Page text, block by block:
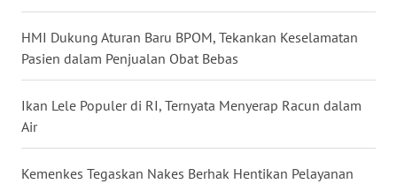
HMI Dukung Aturan Baru BPOM, Tekankan Keselamatan
Pasien dalam Penjualan Obat Bebas
Ikan Lele Populer di RI, Ternyata Menyerap Racun dalam
Air
Kemenkes Tegaskan Nakes Berhak Hentikan Pelayanan
SULTENG
SULBAR
BABEL